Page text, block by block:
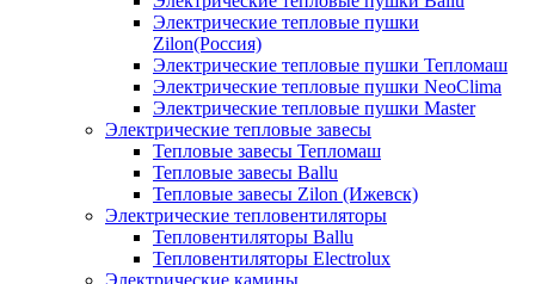
Электрические тепловые пушки
Zilon(Россия)
Электрические тепловые пушки Тепломаш
Электрические тепловые пушки NeoClima
Электрические тепловые пушки Master
Электрические тепловые завесы
Тепловые завесы Тепломаш
Тепловые завесы Ballu
Тепловые завесы Zilon (Ижевск)
Электрические тепловентиляторы
Тепловентиляторы Ballu
Тепловентиляторы Electrolux
Электрические камины